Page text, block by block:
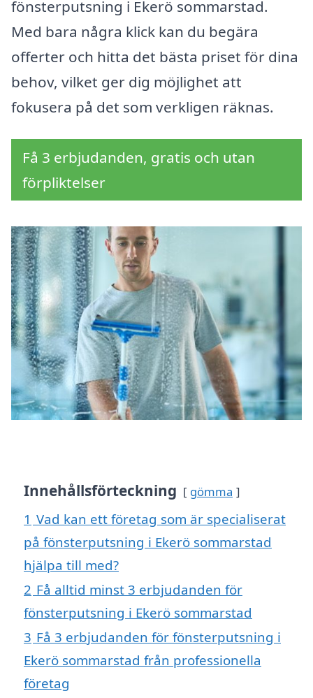
fönsterputsning i Ekerö sommarstad.
Med bara några klick kan du begära
offerter och hitta det bästa priset för dina
behov, vilket ger dig möjlighet att
fokusera på det som verkligen räknas.
Få 3 erbjudanden, gratis och utan
förpliktelser
Innehållsförteckning gömma
1 Vad kan ett företag som är specialiserat
på fönsterputsning i Ekerö sommarstad
hjälpa till med?
2 Få alltid minst 3 erbjudanden för
fönsterputsning i Ekerö sommarstad
3 Få 3 erbjudanden för fönsterputsning i
Ekerö sommarstad från professionella
företag